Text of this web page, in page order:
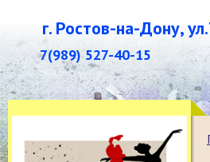
г. Ростов-на-Дону,
7(989) 527-40-15